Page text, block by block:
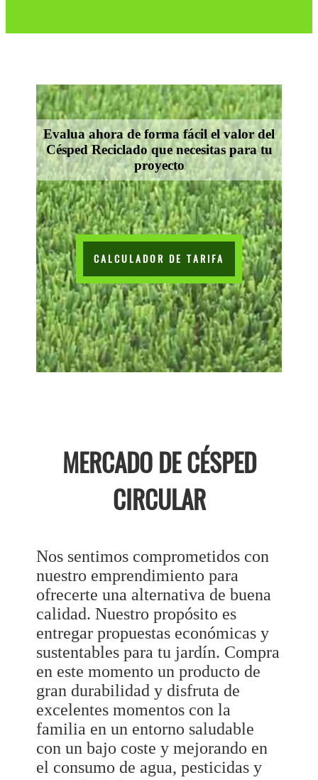
Evalua ahora de forma fácil el valor del
Césped Reciclado que necesitas para tu
proyecto
CALCULADOR DE TARIFA
MERCADO DE CÉSPED
CIRCULAR
Nos sentimos comprometidos con
nuestro emprendimiento para
ofrecerte una alternativa de buena
calidad. Nuestro propósito es
entregar propuestas económicas y
sustentables para tu jardín. Compra
en este momento un producto de
gran durabilidad y disfruta de
excelentes momentos con la
familia en un entorno saludable
con un bajo coste y mejorando en
el consumo de agua, pesticidas y